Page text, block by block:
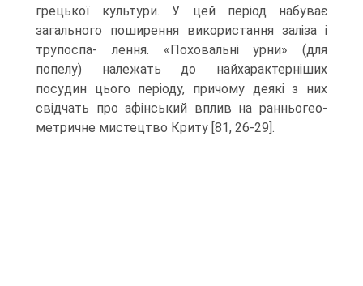
грецької культу­ри. У цей період набуває
загального поширення використання заліза і
трупоспа- лення. «Поховальні урни» (для
попелу) належать до найхарактерніших
посудин цього періоду, причому деякі з них
свідчать про афінський вплив на ранньогео-
метричне мистецтво Криту [81, 26-29].